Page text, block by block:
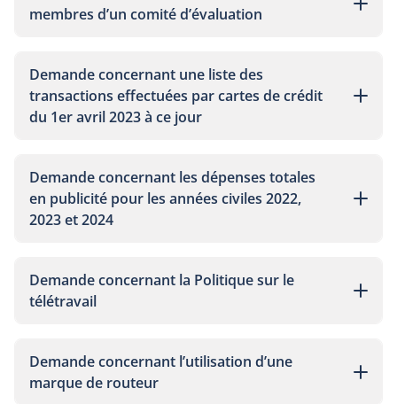
membres d’un comité d’évaluation
Demande concernant une liste des
transactions effectuées par cartes de crédit
du 1er avril 2023 à ce jour
Demande concernant les dépenses totales
en publicité pour les années civiles 2022,
2023 et 2024
Demande concernant la Politique sur le
télétravail
Demande concernant l’utilisation d’une
marque de routeur